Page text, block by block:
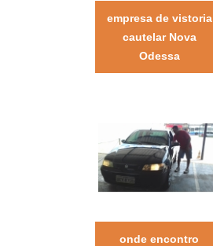
empresa de vistoria
cautelar Nova
Odessa
onde encontro